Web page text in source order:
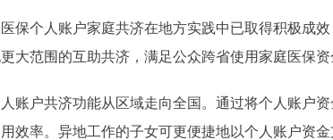
个人账户家庭共济在地方实践中已取得积极成效
大范围的互助共济，满足公众跨省使用家庭医保资
户共济功能从区域走向全国。通过将个人账户资
效率。异地工作的子女可更便捷地以个人账户资